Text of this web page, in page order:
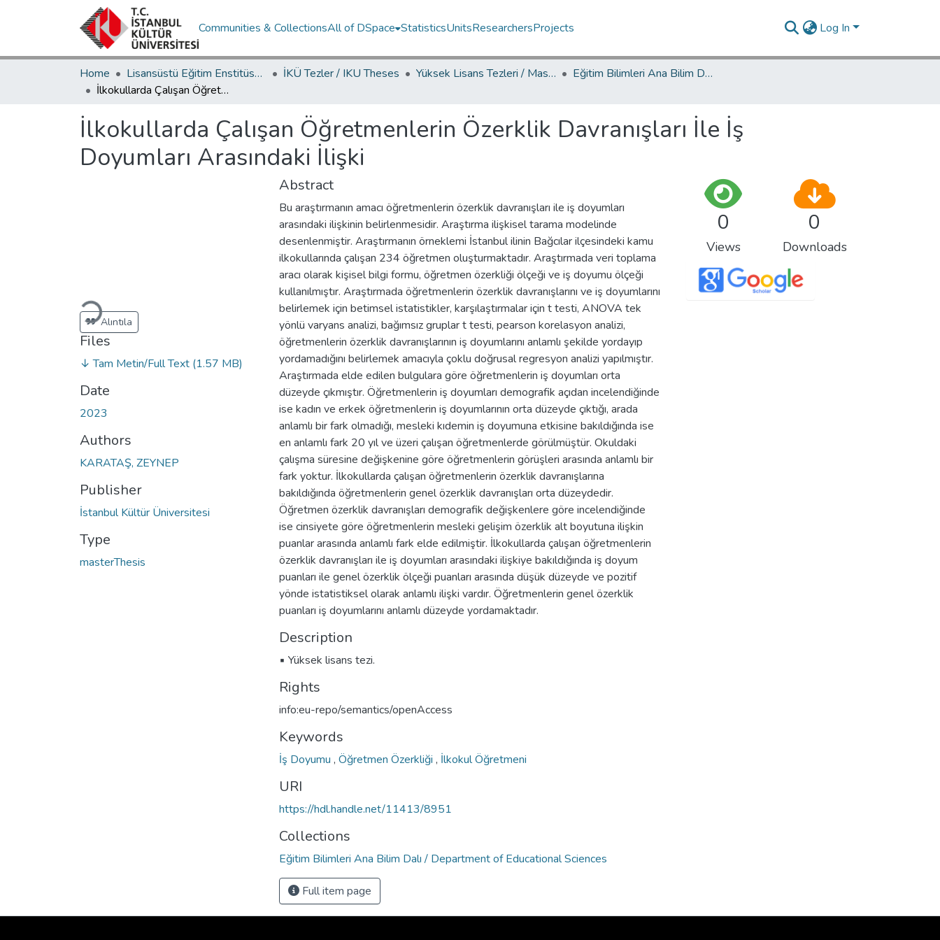
Communities & CollectionsAll of DSpace StatisticsUnitsResearchersProjects Log In
Home Lisansüstü Eğitim Enstitüsü / Postgraduate Education Institute İKÜ Tezler / IKU Theses Yüksek Lisans Tezleri / Master's Theses
Eğitim Bilimleri Ana Bilim Dalı / Department of Educational Sciences
İlkokullarda Çalışan Öğretmenlerin Özerklik Davranışları İle İş Doyumları Arasındaki İlişki
İlkokullarda Çalışan Öğretmenlerin Özerklik Davranışları İle İş
Doyumları Arasındaki İlişki
Loading...
Alıntıla
Files
↓ Tam Metin/Full Text (1.57 MB)
Date
2023
Authors
KARATAŞ, ZEYNEP
Publisher
İstanbul Kültür Üniversitesi
Type
masterThesis
Abstract
Bu araştırmanın amacı öğretmenlerin özerklik davranışları ile iş doyumları
arasındaki ilişkinin belirlenmesidir. Araştırma ilişkisel tarama modelinde
desenlenmiştir. Araştırmanın örneklemi İstanbul ilinin Bağcılar ilçesindeki kamu
ilkokullarında çalışan 234 öğretmen oluşturmaktadır. Araştırmada veri toplama
aracı olarak kişisel bilgi formu, öğretmen özerkliği ölçeği ve iş doyumu ölçeği
kullanılmıştır. Araştırmada öğretmenlerin özerklik davranışlarını ve iş doyumlarını
belirlemek için betimsel istatistikler, karşılaştırmalar için t testi, ANOVA tek
yönlü varyans analizi, bağımsız gruplar t testi, pearson korelasyon analizi,
öğretmenlerin özerklik davranışlarının iş doyumlarını anlamlı şekilde yordayıp
yordamadığını belirlemek amacıyla çoklu doğrusal regresyon analizi yapılmıştır.
Araştırmada elde edilen bulgulara göre öğretmenlerin iş doyumları orta
düzeyde çıkmıştır. Öğretmenlerin iş doyumları demografik açıdan incelendiğinde
ise kadın ve erkek öğretmenlerin iş doyumlarının orta düzeyde çıktığı, arada
anlamlı bir fark olmadığı, mesleki kıdemin iş doyumuna etkisine bakıldığında ise
en anlamlı fark 20 yıl ve üzeri çalışan öğretmenlerde görülmüştür. Okuldaki
çalışma süresine değişkenine göre öğretmenlerin görüşleri arasında anlamlı bir
fark yoktur. İlkokullarda çalışan öğretmenlerin özerklik davranışlarına
bakıldığında öğretmenlerin genel özerklik davranışları orta düzeydedir.
Öğretmen özerklik davranışları demografik değişkenlere göre incelendiğinde
ise cinsiyete göre öğretmenlerin mesleki gelişim özerklik alt boyutuna ilişkin
puanlar arasında anlamlı fark elde edilmiştir. İlkokullarda çalışan öğretmenlerin
özerklik davranışları ile iş doyumları arasındaki ilişkiye bakıldığında iş doyum
puanları ile genel özerklik ölçeği puanları arasında düşük düzeyde ve pozitif
yönde istatistiksel olarak anlamlı ilişki vardır. Öğretmenlerin genel özerklik
puanları iş doyumlarını anlamlı düzeyde yordamaktadır.
Description
▪ Yüksek lisans tezi.
Rights
info:eu-repo/semantics/openAccess
Keywords
İş Doyumu , Öğretmen Özerkliği , İlkokul Öğretmeni
URI
https://hdl.handle.net/11413/8951
Collections
Eğitim Bilimleri Ana Bilim Dalı / Department of Educational Sciences
Full item page
0
Views
0
Downloads